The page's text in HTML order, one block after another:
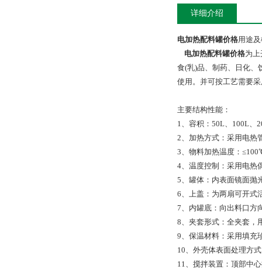
详细介绍
电加热配料罐价格用途
电加热配料罐价格为
食(乳)品、制药、日化、
使用。并可按工艺需要
主要结构性能：
1、容积：50L、100L、
2、加热方式：采用电热
3、物料加热温度：
4、温度控制：采用电热
5、罐体：内表面镜面抛
6、上盖：为两扇可开式
7、内罐底：向出料口方
8、夹套形式：全夹套，
9、保温材料：采用填充
10、外壳体表面处理方
11、搅拌装置：顶部中